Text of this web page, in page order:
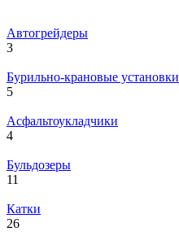
Автогрейдеры
3
Бурильно-крановые установки
5
Асфальтоукладчики
4
Бульдозеры
11
Катки
26